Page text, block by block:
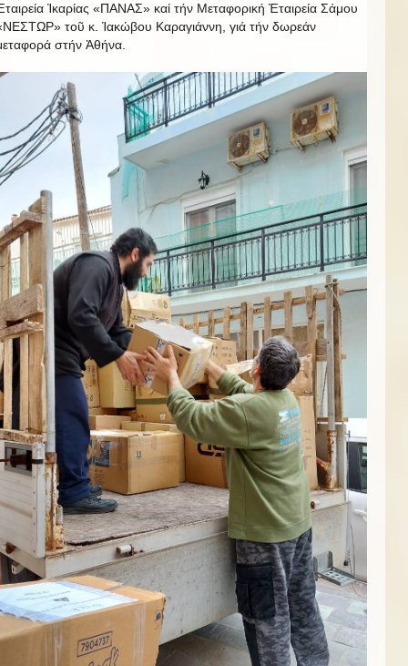
Ἰκαρίας «ΠΑΝΑΣ» καί τήν Μεταφορική Ἐταιρεία Σάμου
τοῦ κ. Ἰακώβου Καραγιάννη, γιά τήν δωρεάν
στήν Ἀθήνα.